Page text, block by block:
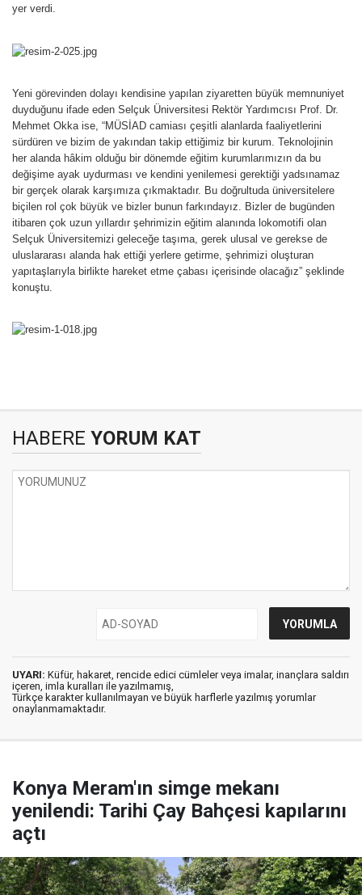
yer verdi.
Yeni görevinden dolayı kendisine yapılan ziyaretten büyük memnuniyet
duyduğunu ifade eden Selçuk Üniversitesi Rektör Yardımcısı Prof. Dr.
Mehmet Okka ise, “MÜSİAD camiası çeşitli alanlarda faaliyetlerini
sürdüren ve bizim de yakından takip ettiğimiz bir kurum. Teknolojinin
her alanda hâkim olduğu bir dönemde eğitim kurumlarımızın da bu
değişime ayak uydurması ve kendini yenilemesi gerektiği yadsınamaz
bir gerçek olarak karşımıza çıkmaktadır. Bu doğrultuda üniversitelere
biçilen rol çok büyük ve bizler bunun farkındayız. Bizler de bugünden
itibaren çok uzun yıllardır şehrimizin eğitim alanında lokomotifi olan
Selçuk Üniversitemizi geleceğe taşıma, gerek ulusal ve gerekse de
uluslararası alanda hak ettiği yerlere getirme, şehrimizi oluşturan
yapıtaşlarıyla birlikte hareket etme çabası içerisinde olacağız” şeklinde
konuştu.
HABERE YORUM KAT
UYARI: Küfür, hakaret, rencide edici cümleler veya imalar, inançlara saldırı
içeren, imla kuralları ile yazılmamış,
Türkçe karakter kullanılmayan ve büyük harflerle yazılmış yorumlar
onaylanmamaktadır.
Konya Meram'ın simge mekanı
yenilendi: Tarihi Çay Bahçesi kapılarını
açtı